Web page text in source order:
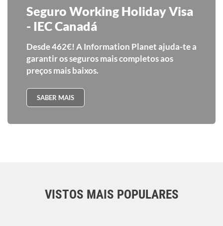
Seguro Working Holiday Visa
- IEC Canadá
Desde 462€! A Information Planet ajuda-te a
garantir os seguros mais completos aos
preços mais baixos.
SABER MAIS
VISTOS MAIS POPULARES